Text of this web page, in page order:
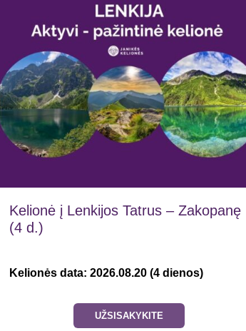
Kelionė į Lenkijos Tatrus – Zakopanę
(4 d.)
Kelionės data: 2026.08.20 (4 dienos)
UŽSISAKYKITE